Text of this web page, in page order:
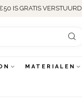
IS GRATIS VERSTUURD
MATERIALEN